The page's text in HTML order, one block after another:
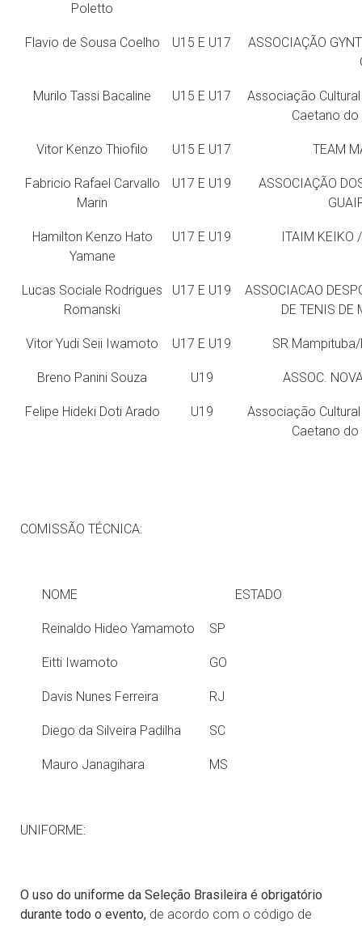
Poletto
Flavio de Sousa Coelho U15 E U17
ASSOCIAÇÃO
Murilo Tassi Bacaline U15 E U17
Associação
Caetano do
Vitor Kenzo Thiofilo U15 E U17 TEAM
Fabricio Rafael Carvallo
Marin
U17 E U19
ASSOCIAÇÃO
Hamilton Kenzo Hato
Yamane
U17 E U19 ITAIM KEIKO
Lucas Sociale Rodrigues
Romanski
U17 E U19
ASSOCIACAO
DE TENIS
Vitor Yudi Seii Iwamoto U17 E U19 SR
Breno Panini Souza U19 ASSOC.
Felipe Hideki Doti Arado U19
Associação
Caetano do
COMISSÃO TÉCNICA:
NOME ESTADO
Reinaldo Hideo Yamamoto SP
Eitti Iwamoto GO
Davis Nunes Ferreira RJ
Diego da Silveira Padilha SC
Mauro Janagihara MS
UNIFORME:
O uso do uniforme da Seleção Brasileira é obrigatório
durante todo o evento, de acordo com o código de